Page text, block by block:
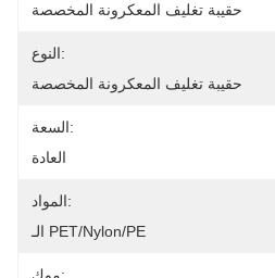
حقيبة تغليف المعكرونة المخصصة
النوع:
حقيبة تغليف المعكرونة المخصصة
السعة:
العادة
المواد:
الـ PET/Nylon/PE